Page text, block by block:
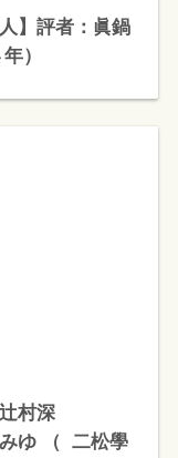
】評者：眞鍋
）
村深
二松學